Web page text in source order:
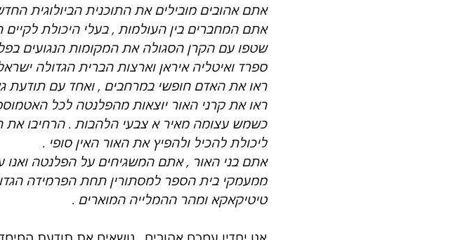
אתם אהובים מובילים את התוכנית הביולוגית
אתם המחברים בין העולמות , בעלי היכולת
שטפו עם הקרן הסגולה את המקומות הנגועים
ספרד ואיטליה איראן וארצות הברית הגדולה
ראו את האדם חופשי במרחבים , ואחד עם תודעת
ראו את קרני האור יוצאות מהפלנטה לכל
כשמש עצומה מאיר א צבעי הלהבות . הרחיבו את
ליכולת להכיל ולהפיץ את האור האין סופי .
אתם בני האור , אתם המשגיחים על הפלנטה
ממעמקי בית הספר למסתורין תחת הפרמידה
טיטיקאקא ומהר ההמלייה המוארים .